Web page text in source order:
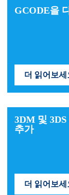
GCODE을
더 읽어보세
3DM 및
추가
더 읽어보세